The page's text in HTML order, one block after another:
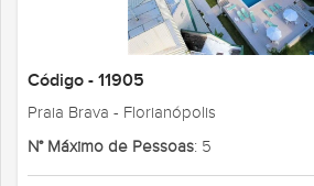
Código - 11905
Praia Brava - Florianópolis
N° Máximo de Pessoas: 5